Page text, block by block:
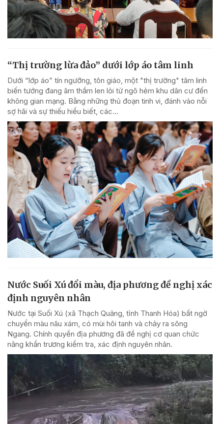
“Thị trường lừa đảo” dưới lớp áo tâm linh
Dưới “lớp áo” tín ngưỡng, tôn giáo, một "thị trường" tâm linh
biến tướng đang âm thầm len lỏi từ ngõ hẻm khu dân cư đến
không gian mạng. Bằng những thủ đoạn tinh vi, đánh vào nỗi
sợ hãi và sự thiếu hiểu biết, các...
Nước Suối Xú đổi màu, địa phương đề nghị xác
định nguyên nhân
Nước tại Suối Xú (xã Thạch Quảng, tỉnh Thanh Hóa) bất ngờ
chuyển màu nâu xám, có mùi hôi tanh và chảy ra sông
Ngang. Chính quyền địa phương đã đề nghị cơ quan chức
năng khẩn trương kiểm tra, xác định nguyên nhân.